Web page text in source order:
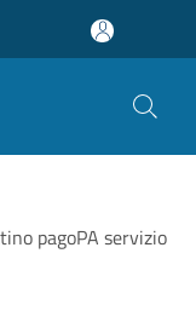
pagoPA servizio